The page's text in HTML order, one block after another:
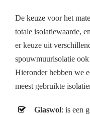
De keuze voor het
totale isolatiewaarde,
er keuze uit
spouwmuurisolatie
Hieronder hebben we
meest gebruikte
Glaswol: is een